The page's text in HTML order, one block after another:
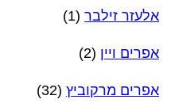
אלעזר זילבר (1)
אפרים ויין (2)
אפרים מרקוביץ (32)